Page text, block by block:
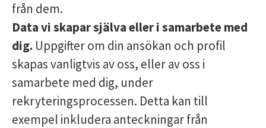
från dem.
Data vi skapar själva eller i samarbete med
dig. Uppgifter om din ansökan och profil
skapas vanligtvis av oss, eller av oss i
samarbete med dig, under
rekryteringsprocessen. Detta kan till
exempel inkludera anteckningar från